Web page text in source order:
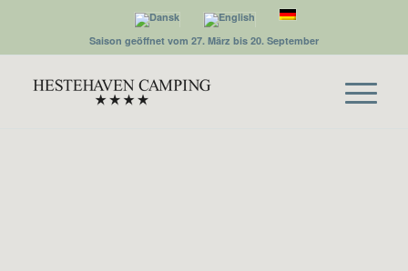
Saison geöffnet vom 27. März bis 20. September